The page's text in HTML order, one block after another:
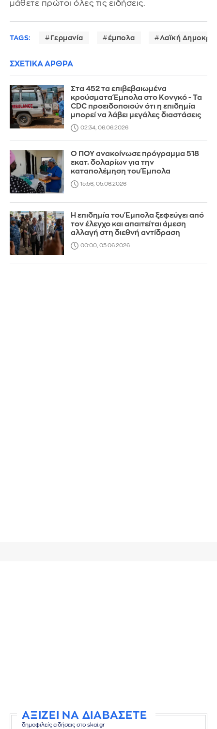
μάθετε πρώτοι όλες τις ειδήσεις.
TAGS: Γερμανία έμπολα Λαϊκή
ΣΧΕΤΙΚΑ ΑΡΘΡΑ
Στα 452 τα επιβεβαιωμένα
κρούσματα Έμπολα στο Κονγκό - Τα
CDC προειδοποιούν ότι η επιδημία
μπορεί να λάβει μεγάλες διαστάσεις
02:34, 06.06.2026
Ο ΠΟΥ ανακοίνωσε πρόγραμμα 518
εκατ. δολαρίων για την
καταπολέμηση του Έμπολα
15:56, 05.06.2026
Η επιδημία του Έμπολα ξεφεύγει από
τον έλεγχο και απαιτείται άμεση
αλλαγή στη διεθνή αντίδραση
00:00, 05.06.2026
ΑΞΙΖΕΙ ΝΑ ΔΙΑΒΑΣΕΤΕ
δημοφιλείς ειδήσεις στο skai.gr